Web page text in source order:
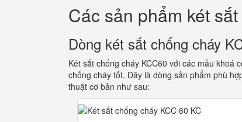
Các sản phẩm két
Dòng két sắt chống cháy
Két sắt chống cháy KCC60 với các mẫu khoá
chống cháy tốt. Đây là dòng sản phẩm phù
thuật cơ bản như sau: